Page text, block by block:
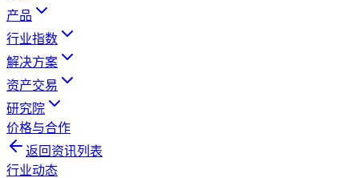
产品
行业指数
解决方案
资产交易
研究院
价格与合作
返回资讯列表
行业动态